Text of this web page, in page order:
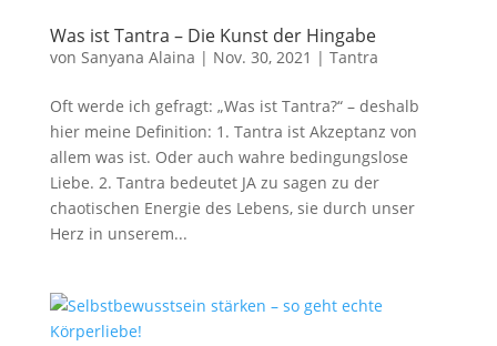
Was ist Tantra – Die Kunst der Hingabe
von Sanyana Alaina | Nov. 30, 2021 | Tantra
Oft werde ich gefragt: „Was ist Tantra?“ – deshalb
hier meine Definition: 1. Tantra ist Akzeptanz von
allem was ist. Oder auch wahre bedingungslose
Liebe. 2. Tantra bedeutet JA zu sagen zu der
chaotischen Energie des Lebens, sie durch unser
Herz in unserem...